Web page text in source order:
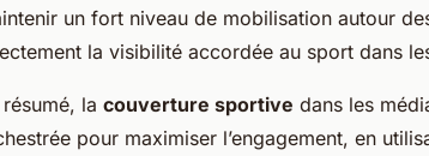
un fort niveau de mobilisation autour
la visibilité accordée au sport dans
résumé, la couverture sportive dans les
pour maximiser l’engagement, en